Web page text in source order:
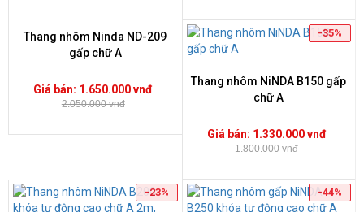
Thang nhôm Ninda ND-209
gấp chữ A
Giá bán: 1.650.000 vnđ
2.050.000 vnđ
Thang nhôm NiNDA B150 gấp
chữ A
Giá bán: 1.330.000 vnđ
1.800.000 vnđ
-35%
-23% -44%